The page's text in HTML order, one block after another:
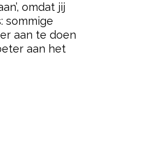
omdat jij
sommige
aan te doen
aan het